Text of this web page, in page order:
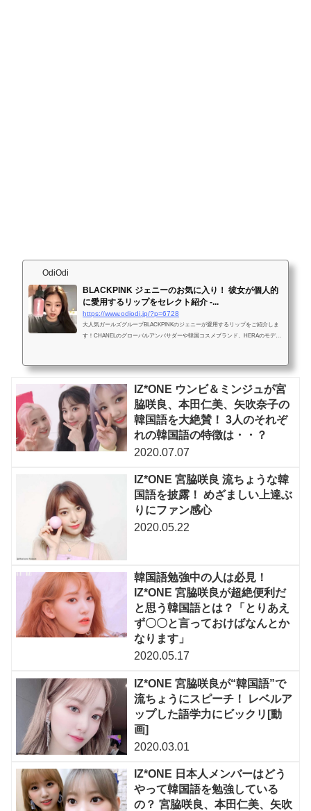
OdiOdi
BLACKPINK ジェニーのお気に入り！ 彼女が個人的
に愛用するリップをセレクト紹介 -...
https://www.odiodi.jp/?p=6728
大人気ガールズグループBLACKPINKのジェニーが愛用するリップをご紹介しま
す！CHANELのグローバルアンバサダーや韓国コスメブランド、HERAのモデル
IZ*ONE ウンビ＆ミンジュが宮
脇咲良、本田仁美、矢吹奈子の
韓国語を大絶賛！ 3人のそれぞ
れの韓国語の特徴は・・？
2020.07.07
IZ*ONE 宮脇咲良 流ちょうな韓
国語を披露！ めざましい上達ぶ
りにファン感心
2020.05.22
韓国語勉強中の人は必見！
IZ*ONE 宮脇咲良が超絶便利だ
と思う韓国語とは？「とりあえ
ず〇〇と言っておけばなんとか
なります」
2020.05.17
IZ*ONE 宮脇咲良が“韓国語”で
流ちょうにスピーチ！ レベルア
ップした語学力にビックリ[動
画]
2020.03.01
IZ*ONE 日本人メンバーはどう
やって韓国語を勉強している
の？ 宮脇咲良、本田仁美、矢吹